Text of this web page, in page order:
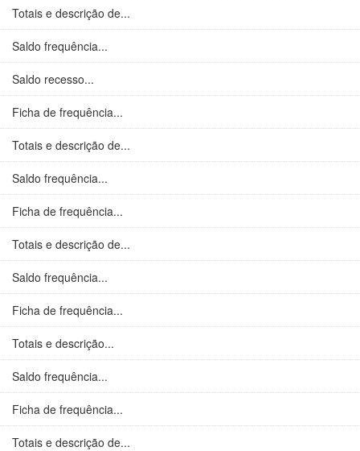
Totais e descrição de...
Saldo frequência...
Saldo recesso...
Ficha de frequência...
Totais e descrição de...
Saldo frequência...
Ficha de frequência...
Totais e descrição de...
Saldo frequência...
Ficha de frequência...
Totais e descrição...
Saldo frequência...
Ficha de frequência...
Totais e descrição de...